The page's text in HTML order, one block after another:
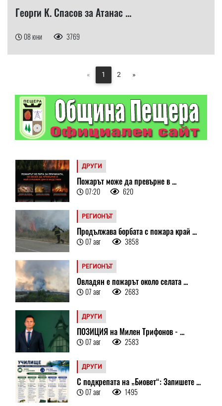
Георги К. Спасов за Атанас ...
08 юни 3769
« 1 2 »
ДРУГИ
Пожарът може да превърне в ...
07:20 620
РЕГИОНЪТ
Продължава борбата с пожара край ...
07 авг 3858
РЕГИОНЪТ
Овладян е пожарът около селата ...
07 авг 2683
ДРУГИ
ПОЗИЦИЯ на Милен Трифонов - ...
07 авг 2583
ДРУГИ
С подкрепата на „Биовет“: Запишете ...
07 авг 1495